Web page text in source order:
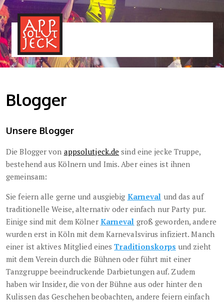
Blogger
Unsere Blogger
Die Blogger von appsolutjeck.de sind eine jecke Truppe,
bestehend aus Kölnern und Imis. Aber eines ist ihnen
gemeinsam:
Sie feiern alle gerne und ausgiebig Karneval und das auf
traditionelle Weise, alternativ oder einfach nur Party pur.
Einige sind mit dem Kölner Karneval groß geworden, andere
wurden erst in Köln mit dem Karnevalsvirus infiziert. Manch
einer ist aktives Mitglied einesTraditionskorps und zieht
mit dem Verein durch die Bühnen oder führt mit einer
Tanzgruppe beeindruckende Darbietungen auf. Zudem
haben wir Insider, die von der Bühne aus oder hinter den
Kulissen das Geschehen beobachten, andere feiern einfach